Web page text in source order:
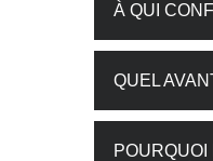
À QUI
QUEL